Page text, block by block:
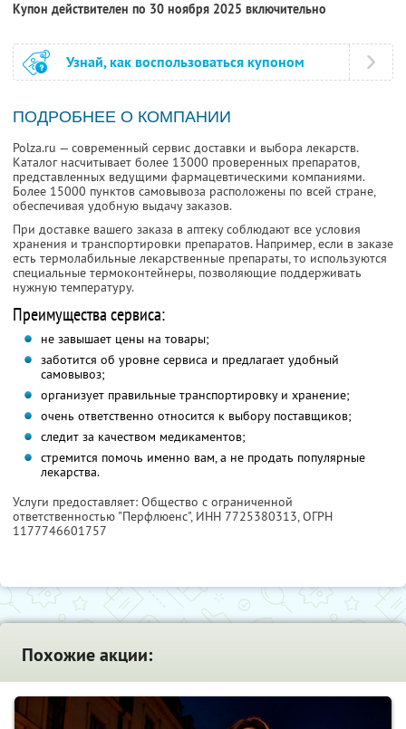
Купон действителен по 30 ноября 2025 включительно
Узнай, как воспользоваться купоном
ПОДРОБНЕЕ О КОМПАНИИ
Polza.ru — современный сервис доставки и выбора лекарств.
Каталог насчитывает более 13000 проверенных препаратов,
представленных ведущими фармацевтическими компаниями.
Более 15000 пунктов самовывоза расположены по всей стране,
обеспечивая удобную выдачу заказов.
При доставке вашего заказа в аптеку соблюдают все условия
хранения и транспортировки препаратов. Например, если в заказе
есть термолабильные лекарственные препараты, то используются
специальные термоконтейнеры, позволяющие поддерживать
нужную температуру.
Преимущества сервиса:
не завышает цены на товары;
заботится об уровне сервиса и предлагает удобный
самовывоз;
организует правильные транспортировку и хранение;
очень ответственно относится к выбору поставщиков;
следит за качеством медикаментов;
стремится помочь именно вам, а не продать популярные
лекарства.
Услуги предоставляет: Общество с ограниченной
ответственностью "Перфлюенс", ИНН 7725380313, ОГРН
1177746601757
Похожие акции: